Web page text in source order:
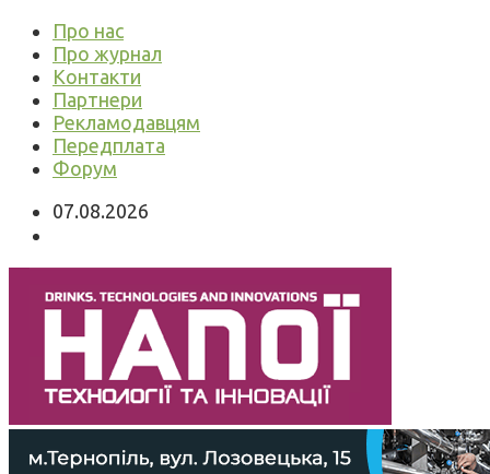
Про нас
Про журнал
Контакти
Партнери
Рекламодавцям
Передплата
Форум
07.08.2026